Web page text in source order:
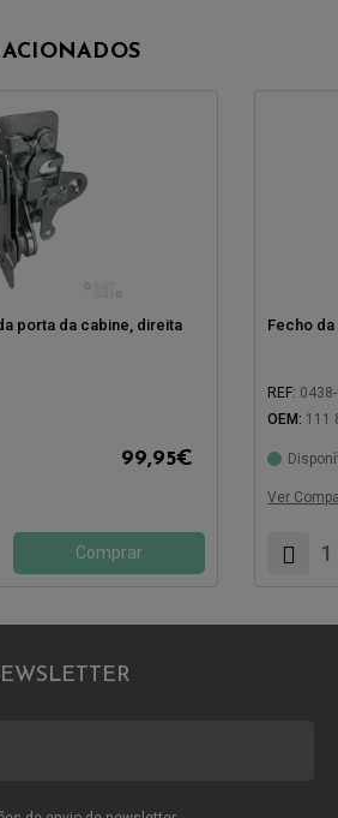
porta da cabine, direita
99,95€
Comprar
Fecho
REF:
OEM: 111
Ver